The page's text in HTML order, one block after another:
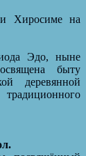
Хиросиме на
Эдо, ныне
быту
деревянной